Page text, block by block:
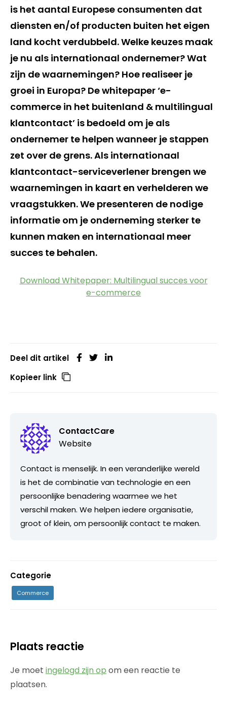
is het aantal Europese consumenten dat
diensten en/of producten buiten het eigen
land kocht verdubbeld. Welke keuzes maak
je nu als internationaal ondernemer? Wat
zijn de waarnemingen? Hoe realiseer je
groei in Europa? De whitepaper ‘e-
commerce in het buitenland & multilingual
klantcontact’ is bedoeld om je als
ondernemer te helpen wanneer je stappen
zet over de grens. Als internationaal
klantcontact-serviceverlener brengen we
waarnemingen in kaart en verhelderen we
vraagstukken. We presenteren de nodige
informatie om je onderneming sterker te
kunnen maken en internationaal meer
succes te behalen.
Download Whitepaper: Multilingual succes voor
e-commerce
Deel dit artikel
Kopieer link
ContactCare
Website
Contact is menselijk. In een veranderlijke wereld
is het de combinatie van technologie en een
persoonlijke benadering waarmee we het
verschil maken. We helpen iedere organisatie,
groot of klein, om persoonlijk contact te maken.
Categorie
Commerce
Plaats reactie
Je moet ingelogd zijn op om een reactie te
plaatsen.